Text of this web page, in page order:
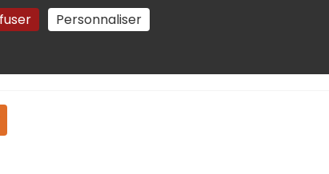
Personnaliser
des cookies